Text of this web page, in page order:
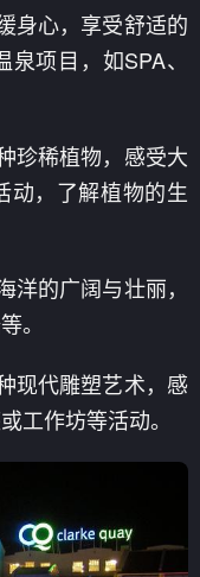
身心，享受舒适的
项目，如SPA、
珍稀植物，感受大
动，了解植物的生
的广阔与壮丽，
。
现代雕塑艺术，感
工作坊等活动。